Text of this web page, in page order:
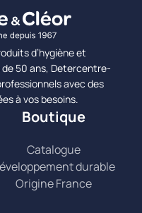
d’hygiène et
de 50 ans, Detercentre-
avec des
à vos besoins.
Boutique
Catalogue
durable
Origine France